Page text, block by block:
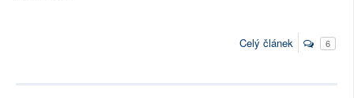
Celý článek 6